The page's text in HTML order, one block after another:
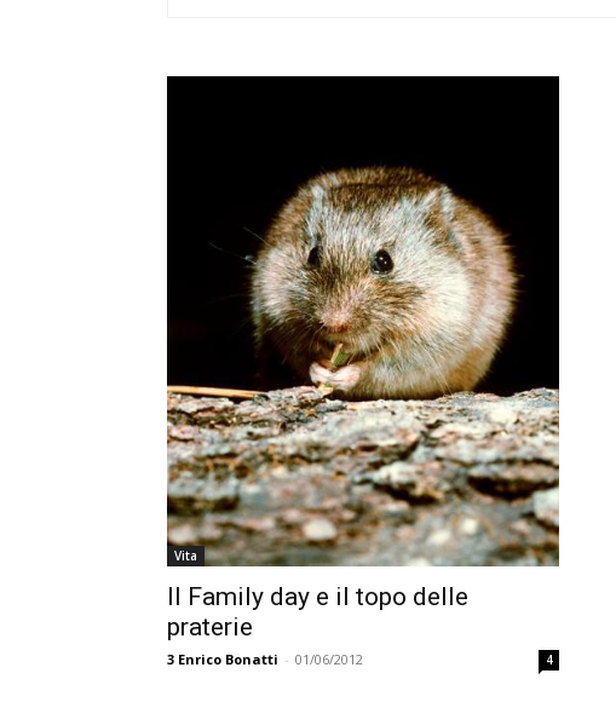
Vita
Il Family day e il topo delle
praterie
3 Enrico Bonatti - 01/06/2012 4